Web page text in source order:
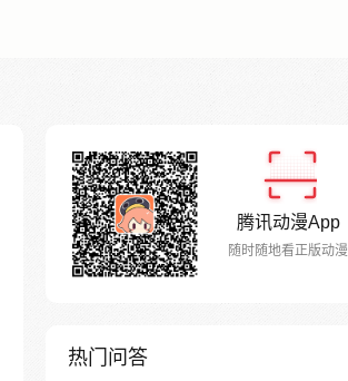
腾讯动漫App
随时随地看正版动漫
热门问答